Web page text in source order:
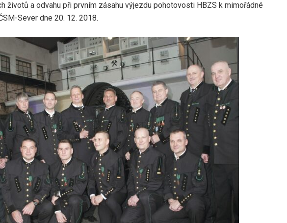
životů a odvahu při prvním zásahu výjezdu pohotovosti HBZS k mimořádné
Sever dne 20. 12. 2018.